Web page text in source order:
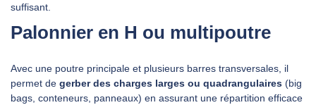
suffisant.
Palonnier en H ou multipoutre
Avec une poutre principale et plusieurs barres transversales, il
permet de gerber des charges larges ou quadrangulaires (big
bags, conteneurs, panneaux) en assurant une répartition efficace